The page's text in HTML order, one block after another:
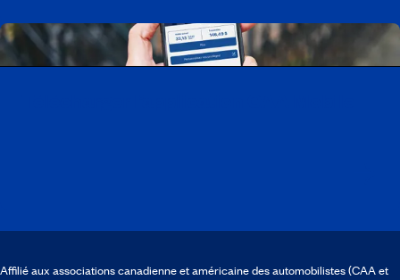
Affilié aux associations canadienne et américaine des automobilistes (CAA et